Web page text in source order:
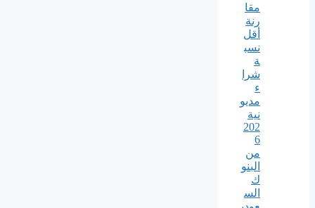
مقا
رنة
أقل
نسب
ة
شرا
ء
مديو
نية
202
6
من
البنو
ك
الس